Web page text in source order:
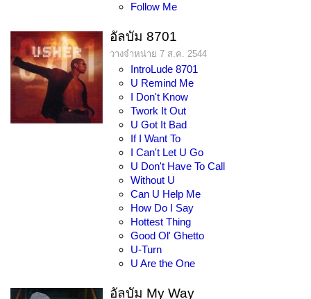
Follow Me
อัลบัม 8701
วางจำหน่าย 7 ส.ค. 2544
IntroLude 8701
U Remind Me
I Don't Know
Twork It Out
U Got It Bad
If I Want To
I Can't Let U Go
U Don't Have To Call
Without U
Can U Help Me
How Do I Say
Hottest Thing
Good Ol' Ghetto
U-Turn
U Are the One
อัลบัม My Way